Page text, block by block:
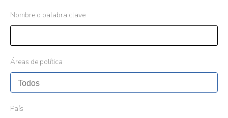
Nombre o palabra clave
Áreas de política
País